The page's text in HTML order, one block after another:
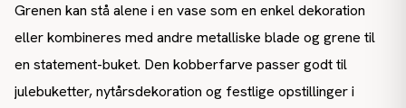
Grenen kan stå alene i en vase som en enkel dekoration
eller kombineres med andre metalliske blade og grene til
en statement-buket. Den kobberfarve passer godt til
julebuketter, nytårsdekoration og festlige opstillinger i